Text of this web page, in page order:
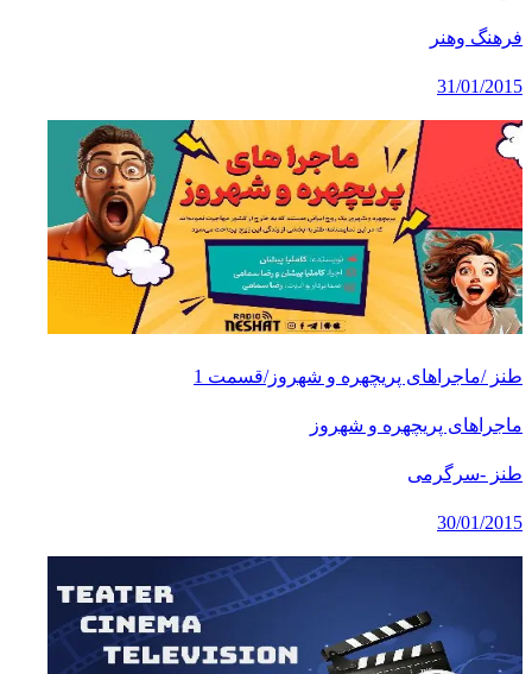
فرهنگ وهنر
31/01/2015
طنز /ماجراهای پریچهره و شهروز/قسمت 1
ماجراهای پریچهره و شهروز
طنز -سرگرمی
30/01/2015